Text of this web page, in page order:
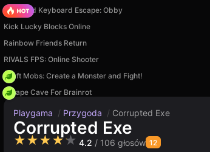
+1 Speed Keyboard Escape: Obby
Kick Lucky Blocks Online
Rainbow Friends Return
RIVALS FPS: Online Shooter
Craft Mobs: Create a Monster and Fight!
Escape Cave For Brainrot
Playgama / Przygoda / Corrupted Exe
Corrupted Exe
★★★★★ 4.2 / 106 głosów 12